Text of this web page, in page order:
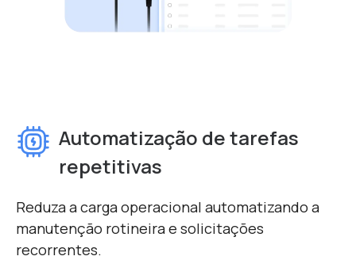
Automatização de tarefas
repetitivas
Reduza a carga operacional automatizando a
manutenção rotineira e solicitações
recorrentes.